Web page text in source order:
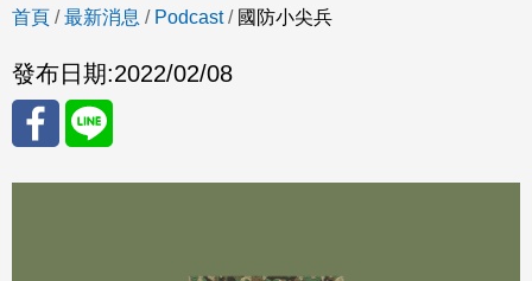
首頁 /最新消息 / Podcast / 國防小尖兵
發布日期:2022/02/08
分享 分享